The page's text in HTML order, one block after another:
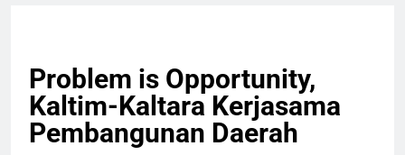
Problem is Opportunity,
Kaltim-Kaltara Kerjasama
Pembangunan Daerah